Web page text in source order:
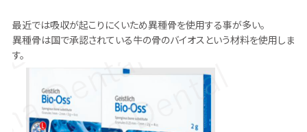
最近では吸収が起こりにくいため異種骨を使用する事が多い。
異種骨は国で承認されている牛の骨のバイオスという材料を使用しま
す。